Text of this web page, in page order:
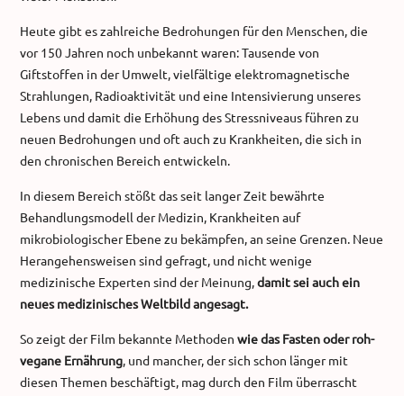
Heute gibt es zahlreiche Bedrohungen für den Menschen, die
vor 150 Jahren noch unbekannt waren: Tausende von
Giftstoffen in der Umwelt, vielfältige elektromagnetische
Strahlungen, Radioaktivität und eine Intensivierung unseres
Lebens und damit die Erhöhung des Stressniveaus führen zu
neuen Bedrohungen und oft auch zu Krankheiten, die sich in
den chronischen Bereich entwickeln.
In diesem Bereich stößt das seit langer Zeit bewährte
Behandlungsmodell der Medizin, Krankheiten auf
mikrobiologischer Ebene zu bekämpfen, an seine Grenzen. Neue
Herangehensweisen sind gefragt, und nicht wenige
medizinische Experten sind der Meinung,damit sei auch ein
neues medizinisches Weltbild angesagt.
So zeigt der Film bekannte Methodenwie das Fasten oder roh-
vegane Ernährung, und mancher, der sich schon länger mit
diesen Themen beschäftigt, mag durch den Film überrascht